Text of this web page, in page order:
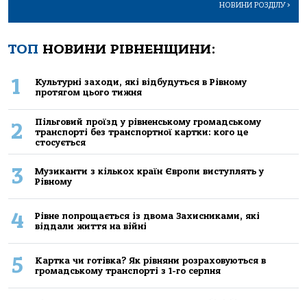
НОВИНИ РОЗДІЛУ>
ТОП НОВИНИ РІВНЕНЩИНИ:
1
Культурні заходи, які відбудуться в Рівному
протягом цього тижня
2
Пільговий проїзд у рівненському громадському
транспорті без транспортної картки: кого це
стосується
3
Музиканти з кількох країн Європи виступлять у
Рівному
4
Рівне попрощається із двома Захисниками, які
віддали життя на війні
5
Картка чи готівка? Як рівняни розраховуються в
громадському транспорті з 1-го серпня